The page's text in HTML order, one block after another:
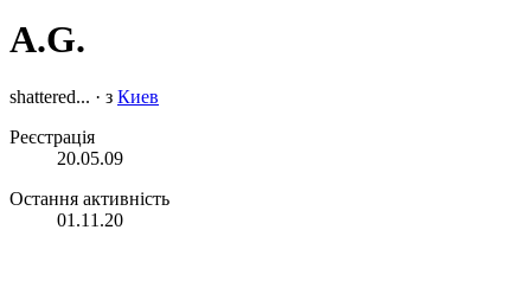
A.G.
shattered... · з Киев
Реєстрація
20.05.09
Остання активність
01.11.20